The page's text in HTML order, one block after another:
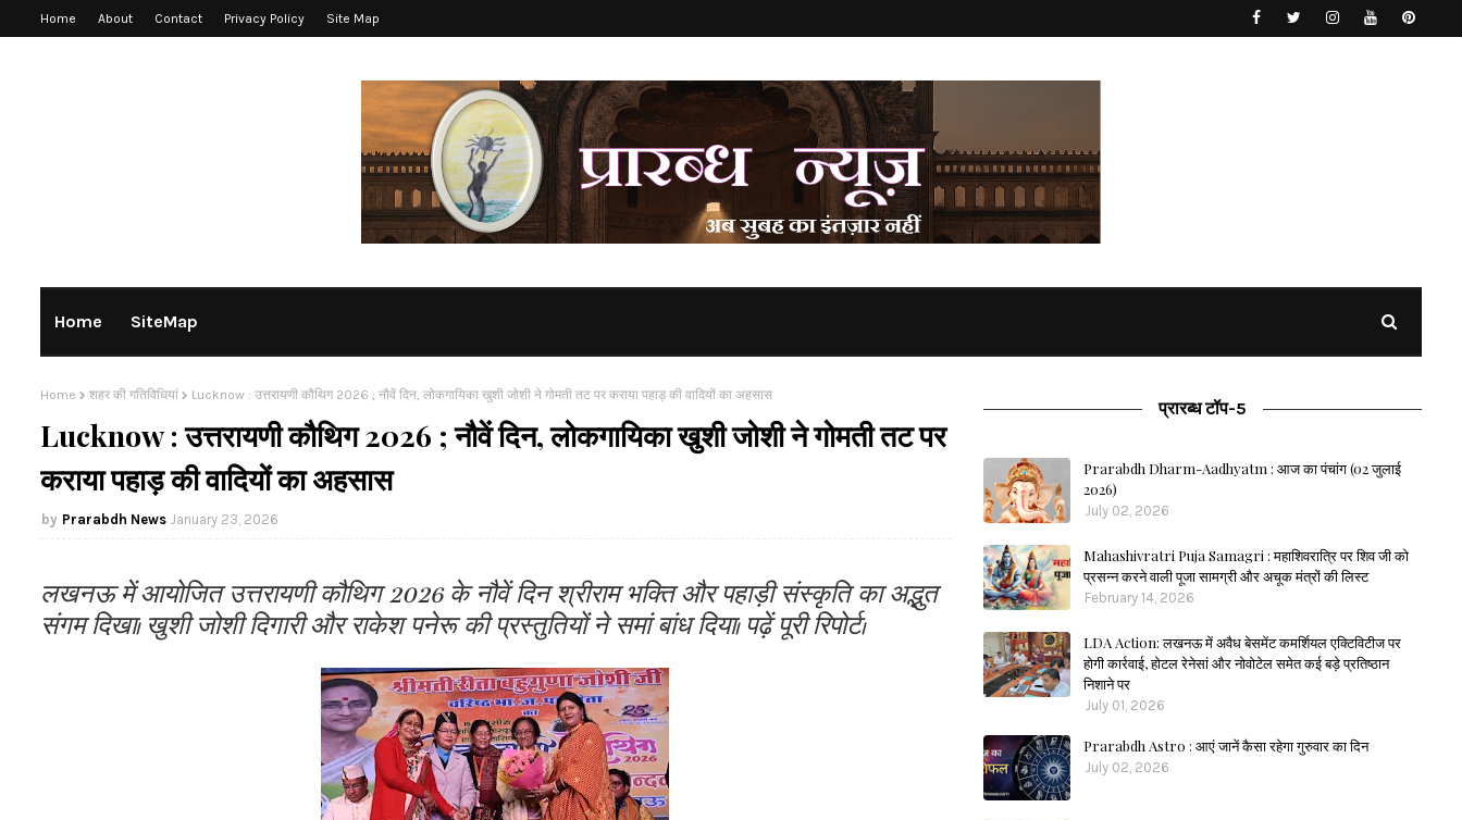
Home About Contact Privacy Policy Site Map
Home SiteMap
Home शहर की गतिविधियां Lucknow : उत्तरायणी कौथिग 2026 ; नौवें दिन, लोकगायिका खुशी जोशी ने गोमती तट पर कराया पहाड़ की वादियों का अहसास
Lucknow : उत्तरायणी कौथिग 2026 ; नौवें दिन, लोकगायिका खुशी जोशी ने गोमती तट पर
कराया पहाड़ की वादियों का अहसास
Prarabdh News January 23, 2026
लखनऊ में आयोजित उत्तरायणी कौथिग 2026 के नौवें दिन श्रीराम भक्ति और पहाड़ी संस्कृति का अद्भुत
संगम दिखा। खुशी जोशी दिगारी और राकेश पनेरू की प्रस्तुतियों ने समां बांध दिया। पढ़ें पूरी रिपोर्ट।
प्रारब्ध टॉप-5
Prarabdh Dharm-Aadhyatm : आज का पंचांग (02 जुलाई
2026)
July 02, 2026
Mahashivratri Puja Samagri : महाशिवरात्रि पर शिव जी को
प्रसन्न करने वाली पूजा सामग्री और अचूक मंत्रों की लिस्ट
February 14, 2026
LDA Action: लखनऊ में अवैध बेसमेंट कमर्शियल एक्टिविटीज पर
होगी कार्रवाई, होटल रेनेसां और नोवोटेल समेत कई बड़े प्रतिष्ठान
निशाने पर
July 01, 2026
Prarabdh Astro : आएं जानें कैसा रहेगा गुरुवार का दिन
July 02, 2026